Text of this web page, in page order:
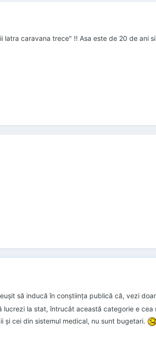
latra caravana trece" !! Asa este de 20 de ani
să inducă în conștiința publică că, vezi
lucrezi la stat, întrucât această categorie e
și cei din sistemul medical, nu sunt bugetari.